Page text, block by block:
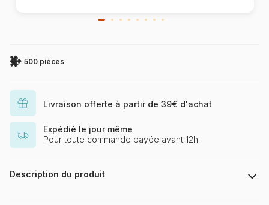
500 pièces
Livraison offerte à partir de 39€ d'achat
Expédié le jour même
Pour toute commande payée avant 12h
Description du produit
Colin Westingdale